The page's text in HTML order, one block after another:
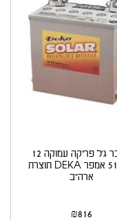
מצבר ג'ל פריקה עמוקה 12
וולט 51 אמפר DEKA תוצרת
ארה"ב
₪816